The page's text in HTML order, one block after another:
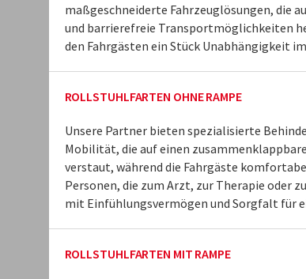
maßgeschneiderte Fahrzeuglösungen, die
und barrierefreie Transportmöglichkeiten
den Fahrgästen ein Stück Unabhängigkeit
ROLLSTUHLFARTEN OHNE RAMPE
Unsere Partner bieten spezialisierte
Mobilität, die auf einen
verstaut, während die Fahrgäste
Personen, die zum Arzt, zur Therapie oder
mit Einfühlungsvermögen und Sorgfalt für
ROLLSTUHLFARTEN MIT RAMPE